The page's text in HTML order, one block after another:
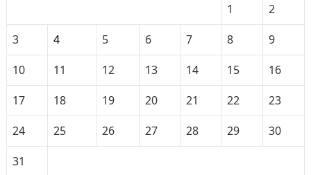
1
2
3
4 5 6 7 8
9
10
11 12 13 14 15
16
17
18 19 20 21 22
23
24
25 26 27 28 29
30
31